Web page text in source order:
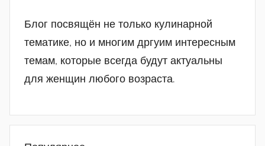
Блог посвящён не только кулинарной
тематике, но и многим дргуим интересным
темам, которые всегда будут актуальны
для женщин любого возраста.